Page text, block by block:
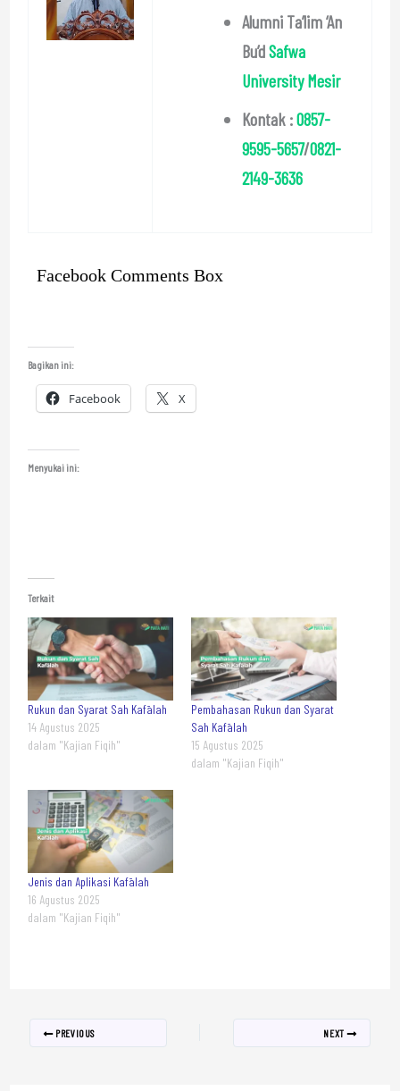
Alumni Ta’lim ‘An
Bu’dSafwa
University Mesir
Kontak :0857-
9595-5657/0821-
2149-3636
Facebook Comments Box
Bagikan ini:
Facebook X
Menyukai ini:
Terkait
Rukun dan Syarat Sah Kafālah
14 Agustus 2025
dalam "Kajian Fiqih"
Pembahasan Rukun dan Syarat
Sah Kafālah
15 Agustus 2025
dalam "Kajian Fiqih"
Jenis dan Aplikasi Kafālah
16 Agustus 2025
dalam "Kajian Fiqih"
PREVIOUS NEXT